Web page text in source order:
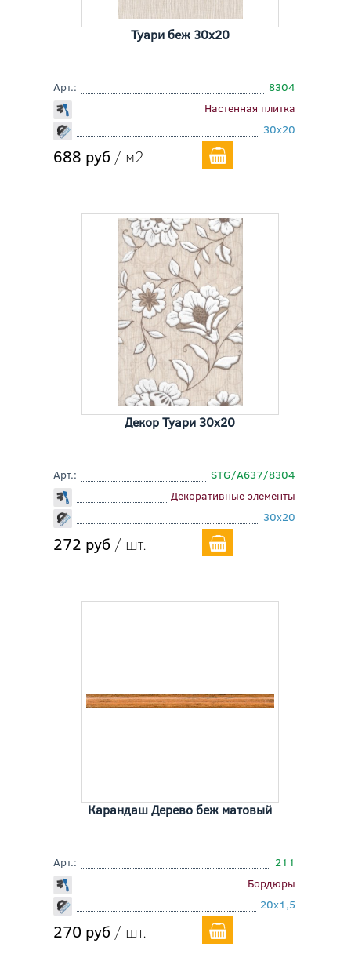
Туари беж 30x20
Арт.:
8304
Настенная плитка
30x20
688 руб / м2
Декор Туари 30x20
Арт.:
STG/A637/8304
Декоративные элементы
30x20
272 руб / шт.
Карандаш Дерево беж матовый
Арт.:
211
Бордюры
20x1,5
270 руб / шт.